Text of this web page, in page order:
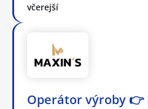
včerejší
Operátor výroby 👉